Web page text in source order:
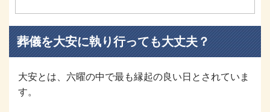
葬儀を大安に執り行っても大丈夫？
大安とは、六曜の中で最も縁起の良い日とされていま
す。